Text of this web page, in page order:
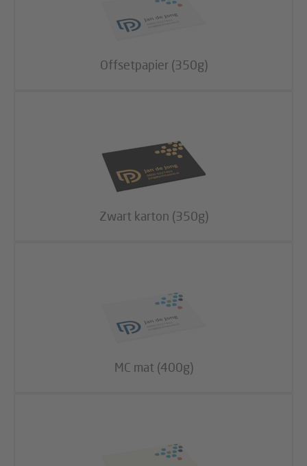
Offsetpapier (350g)
Zwart karton (350g)
MC mat (400g)